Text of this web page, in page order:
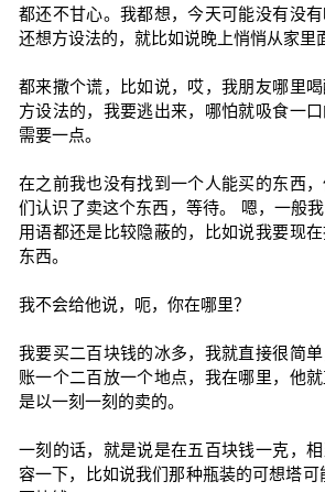
都还不甘心。我都想，今天可能没有没
还想方设法的，就比如说晚上悄悄从家里
都来撒个谎，比如说，哎，我朋友哪里
方设法的，我要逃出来，哪怕就吸食一
需要一点。
在之前我也没有找到一个人能买的东西
们认识了卖这个东西，等待。 嗯，一般
用语都还是比较隐蔽的，比如说我要现
东西。
我不会给他说，呃，你在哪里？
我要买二百块钱的冰多，我就直接很简
账一个二百放一个地点，我在哪里，他
是以一刻一刻的卖的。
一刻的话，就是说是在五百块钱一克，
容一下，比如说我们那种瓶装的可想塔可